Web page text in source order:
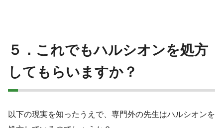
５．これでもハルシオンを処方
してもらいますか？
以下の現実を知ったうえで、専門外の先生はハルシオンを